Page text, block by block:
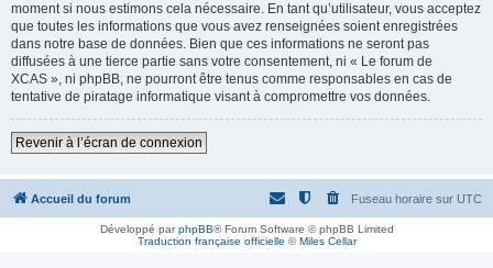
moment si nous estimons cela nécessaire. En tant qu’utilisateur, vous acceptez
que toutes les informations que vous avez renseignées soient enregistrées
dans notre base de données. Bien que ces informations ne seront pas
diffusées à une tierce partie sans votre consentement, ni « Le forum de
XCAS », ni phpBB, ne pourront être tenus comme responsables en cas de
tentative de piratage informatique visant à compromettre vos données.
Revenir à l’écran de connexion
Accueil du forum Fuseau horaire sur UTC
Développé parphpBB® Forum Software © phpBB Limited
Traduction française officielle ©Miles Cellar